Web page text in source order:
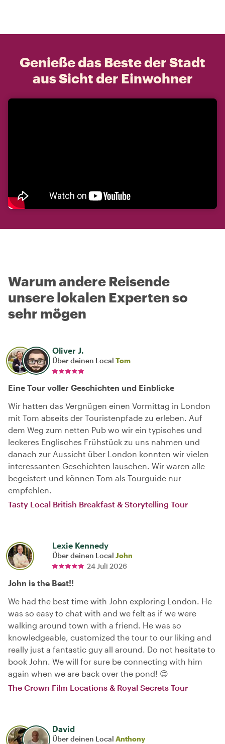
Genieße das Beste der Stadt
aus Sicht der Einwohner
Warum andere Reisende
unsere lokalen Experten so
sehr mögen
Oliver J.
Über deinen Local Tom
Eine Tour voller Geschichten und Einblicke
Wir hatten das Vergnügen einen Vormittag in London
mit Tom abseits der Touristenpfade zu erleben. Auf
dem Weg zum netten Pub wo wir ein typisches und
leckeres Englisches Frühstück zu uns nahmen und
danach zur Aussicht über London konnten wir vielen
interessanten Geschichten lauschen. Wir waren alle
begeistert und können Tom als Tourguide nur
empfehlen.
Tasty Local British Breakfast & Storytelling Tour
Lexie Kennedy
Über deinen Local John
24 Juli 2026
John is the Best!!
We had the best time with John exploring London. He
was so easy to chat with and we felt as if we were
walking around town with a friend. He was so
knowledgeable, customized the tour to our liking and
really just a fantastic guy all around. Do not hesitate to
book John. We will for sure be connecting with him
again when we are back over the pond! 😊
The Crown Film Locations & Royal Secrets Tour
David
Über deinen Local Anthony